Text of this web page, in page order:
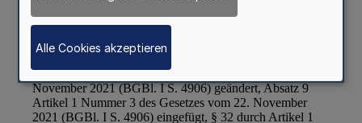
Alle Cookies akzeptieren